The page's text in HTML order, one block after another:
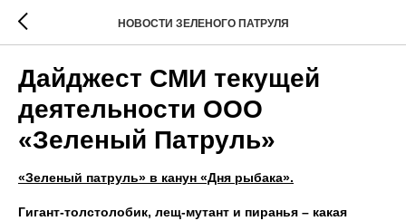
НОВОСТИ ЗЕЛЕНОГО ПАТРУЛЯ
Дайджест СМИ текущей
деятельности ООО
«Зеленый Патруль»
«Зеленый патруль» в канун «Дня рыбака».
Гигант-толстолобик, лещ-мутант и пиранья – какая